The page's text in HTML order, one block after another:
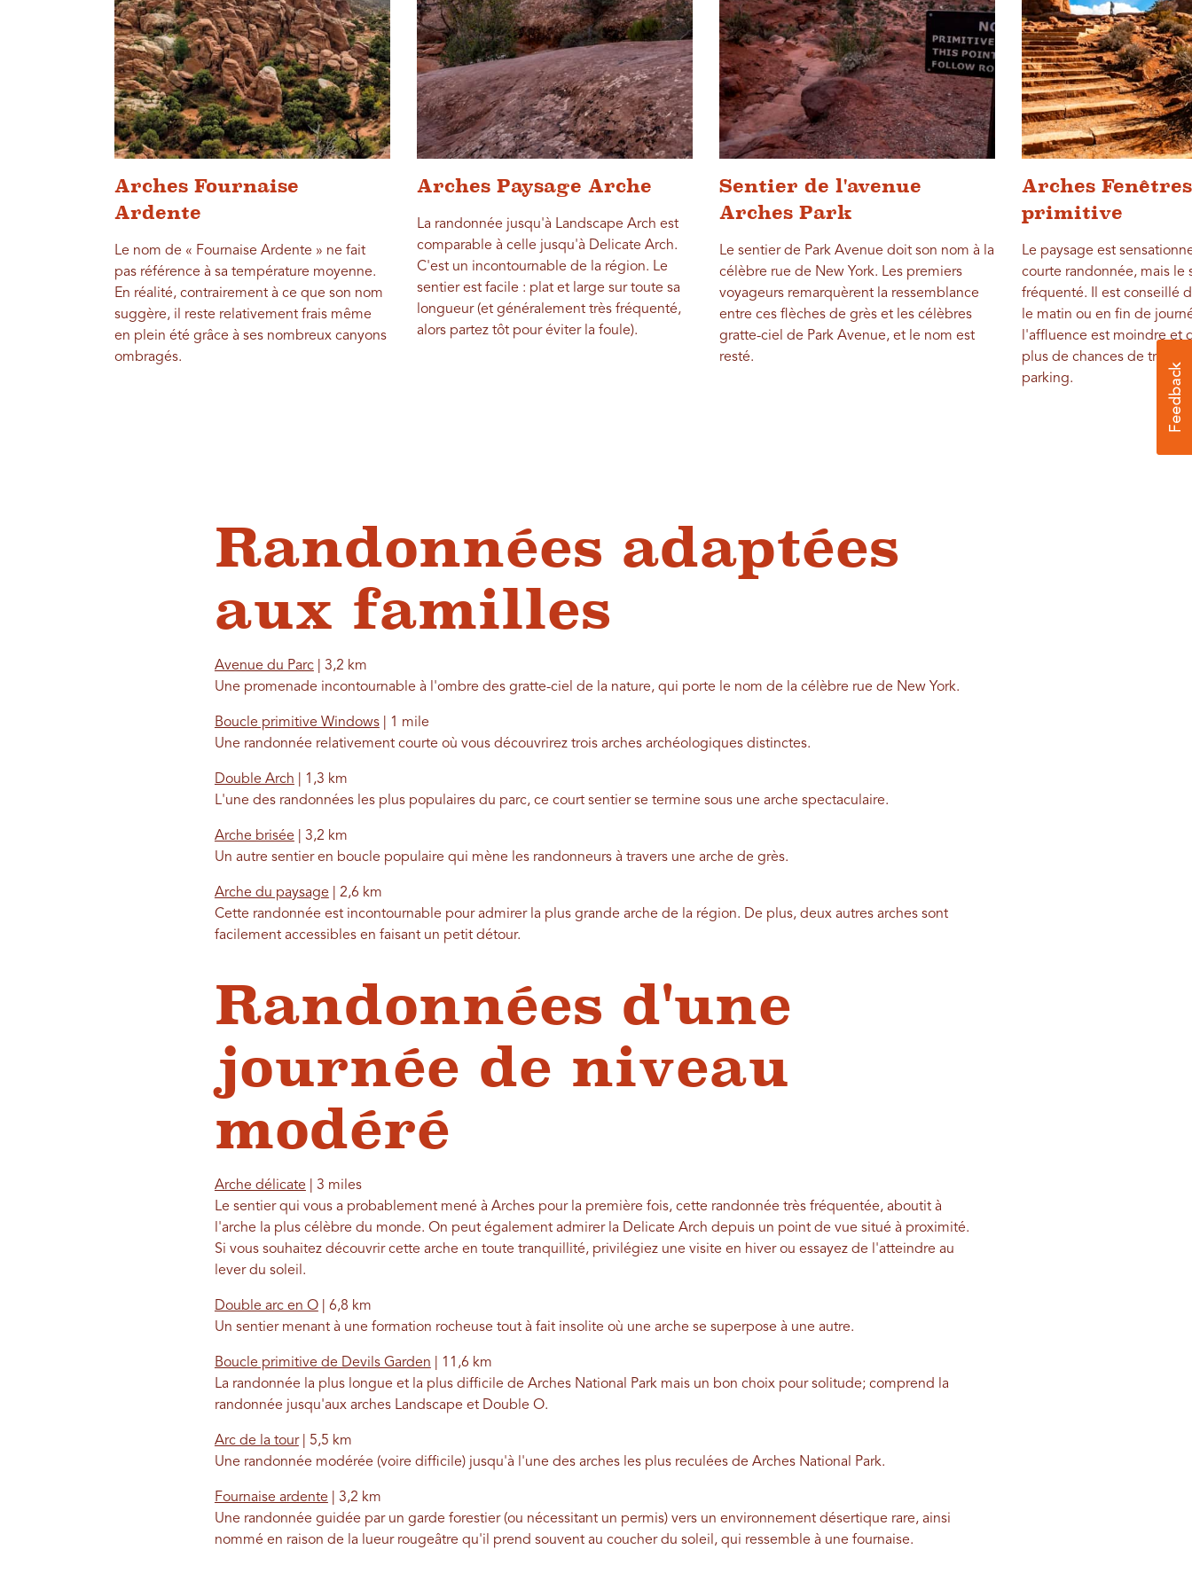
Arches Fournaise
Ardente
Le nom de « Fournaise Ardente » ne fait
pas référence à sa température moyenne.
En réalité, contrairement à ce que son nom
suggère, il reste relativement frais même
en plein été grâce à ses nombreux canyons
ombragés.
Arches Paysage Arche
La randonnée jusqu'à Landscape Arch est
comparable à celle jusqu'à Delicate Arch.
C'est un incontournable de la région. Le
sentier est facile : plat et large sur toute sa
longueur (et généralement très fréquenté,
alors partez tôt pour éviter la foule).
Sentier de l'avenue
Arches Park
Le sentier de Park Avenue doit son nom à la
célèbre rue de New York. Les premiers
voyageurs remarquèrent la ressemblance
entre ces flèches de grès et les célèbres
gratte-ciel de Park Avenue, et le nom est
resté.
Arches
primitive
Le paysage est
courte randonnée, mais le
fréquenté. Il est conseillé
le matin ou en fin de
l'affluence est moindre et
plus de chances de
parking.
Randonnées adaptées
aux familles
Avenue du Parc| 3,2 km
Une promenade incontournable à l'ombre des gratte-ciel de la nature, qui porte le nom de la célèbre rue de New York.
Boucle primitive Windows| 1 mile
Une randonnée relativement courte où vous découvrirez trois arches archéologiques distinctes.
Double Arch | 1,3 km
L'une des randonnées les plus populaires du parc, ce court sentier se termine sous une arche spectaculaire.
Arche brisée | 3,2 km
Un autre sentier en boucle populaire qui mène les randonneurs à travers une arche de grès.
Arche du paysage | 2,6 km
Cette randonnée est incontournable pour admirer la plus grande arche de la région. De plus, deux autres arches sont
facilement accessibles en faisant un petit détour.
Randonnées d'une
journée de niveau
modéré
Arche délicate | 3 miles
Le sentier qui vous a probablement mené à Arches pour la première fois, cette randonnée très fréquentée, aboutit à
l'arche la plus célèbre du monde. On peut également admirer la Delicate Arch depuis un point de vue situé à proximité.
Si vous souhaitez découvrir cette arche en toute tranquillité, privilégiez une visite en hiver ou essayez de l'atteindre au
lever du soleil.
Double arc en O| 6,8 km
Un sentier menant à une formation rocheuse tout à fait insolite où une arche se superpose à une autre.
Boucle primitive de Devils Garden | 11,6 km
La randonnée la plus longue et la plus difficile de Arches National Park mais un bon choix pour solitude; comprend la
randonnée jusqu'aux arches Landscape et Double O.
Arc de la tour| 5,5 km
Une randonnée modérée (voire difficile) jusqu'à l'une des arches les plus reculées de Arches National Park.
Fournaise ardente | 3,2 km
Une randonnée guidée par un garde forestier (ou nécessitant un permis) vers un environnement désertique rare, ainsi
nommé en raison de la lueur rougeâtre qu'il prend souvent au coucher du soleil, qui ressemble à une fournaise.